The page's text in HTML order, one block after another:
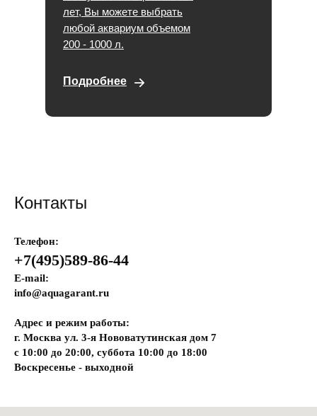
лет, Вы можете выбрать
любой аквариум объемом
200 - 1000 л.
Подробнее
Контакты
Телефон:
+7(495)589-86-44
E-mail:
info@aquagarant.ru
Адрес и режим работы:
г. Москва ул. 3-я Нововатутинская дом 7
с 10:00 до 20:00, суббота 10:00 до 18:00
Воскресенье - выходной